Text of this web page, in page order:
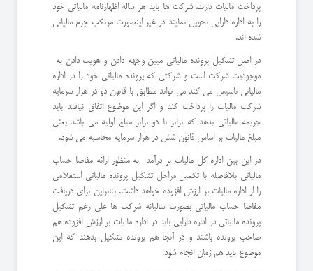
پرداخت مالیات دارند، شرکت ها باید هر ساله اظهارنامه مالیاتی خود
را به اداره دارایی تحویل نمایند در غیر اینصورت مرتکب جرم مالیاتی
شده اند.
در اصل تشکیل پرونده مالیاتی مبین وجهه دادن و هویت دادن به
موجودیت شرکت است و شرکتی که پرونده مالیاتی خود را در اداره
مالیاتی تاسیس می کند می تواند مطابق با قانون دو در هزار سرمایه
شرکت مالیات را پرداخت کند و اگر این موضوع اتفاق نیافتد باید
جریمه مالیاتی بدهد که برابر با دو برابر مبلغ اولیه می باشد یعنی
مبلغ مالیات بر اساس قانون شش در هزار سرمایه محاسبه می شود.
در این بین اداره کل مالیات بر درآمد به منظور ارائه مفاصا حساب
مالیاتی بلافاصله با تکمیل مراحل تشکیل پرونده مالیاتی استعلامی
را از اداره مالیات بر ارزش افزوده خواهد داشت. بنابراین برای دریافت
مفاصا حساب مالیاتی بصورت سالیانه شرکت ها علی رغم تشکیل
پرونده مالیاتی در اداره دارایی باید در اداره مالیات بر ارزش افزوده هم
صاحب پرونده باشند و در آنجا هم پرونده تشکیل بدهند که این
موضوع باید هم زمان انجام شود.